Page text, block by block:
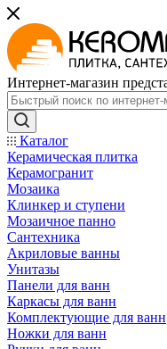
Интернет-магазин
Каталог
Керамическая плитка
Керамогранит
Мозаика
Клинкер и ступени
Мозаичное панно
Сантехника
Акриловые ванны
Унитазы
Панели для ванн
Каркасы для ванн
Комплектующие для ванн
Ножки для ванн